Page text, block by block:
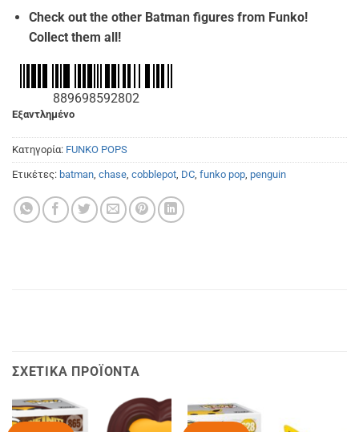
Check out the other Batmanfigures from Funko!
Collect them all!
889698592802
Εξαντλημένο
Κατηγορία: FUNKO POPS
Ετικέτες: batman chase cobblepot DC funko pop penguin
ΣΧΕΤΙΚΆ ΠΡΟΪΌΝΤΑ